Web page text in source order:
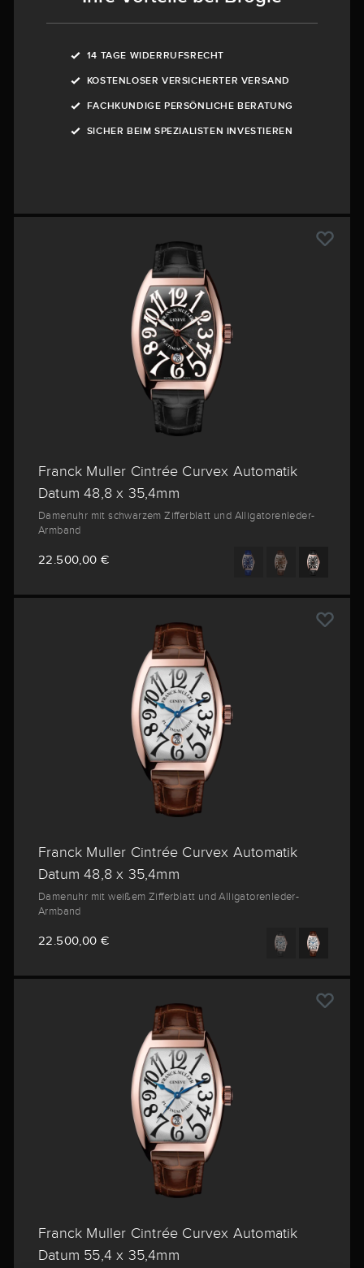
14 TAGE WIDERRUFSRECHT
KOSTENLOSER VERSICHERTER VERSAND
FACHKUNDIGE PERSÖNLICHE BERATUNG
SICHER BEIM SPEZIALISTEN INVESTIEREN
Franck Muller Cintrée Curvex Automatik
Datum 48,8 x 35,4mm
Damenuhr mit schwarzem Zifferblatt und Alligatorenleder-
Armband
22.500,00 €
Franck Muller Cintrée Curvex Automatik
Datum 48,8 x 35,4mm
Damenuhr mit weißem Zifferblatt und Alligatorenleder-
Armband
22.500,00 €
Franck Muller Cintrée Curvex Automatik
Datum 55,4 x 35,4mm